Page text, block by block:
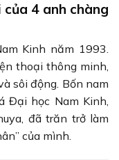
của 4 anh chàng
Kinh năm 1993.
thoại thông minh,
sôi động. Bốn nam
Đại học Nam Kinh,
đã trăn trở làm
của mình.